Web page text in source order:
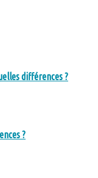
différences ?
?